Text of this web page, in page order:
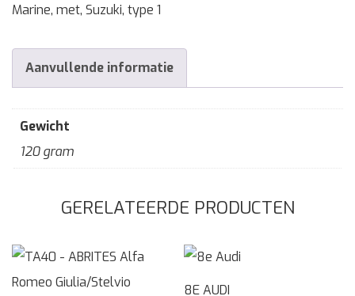
Marine, met, Suzuki, type 1
Aanvullende informatie
Gewicht
120 gram
GERELATEERDE PRODUCTEN
8E AUDI